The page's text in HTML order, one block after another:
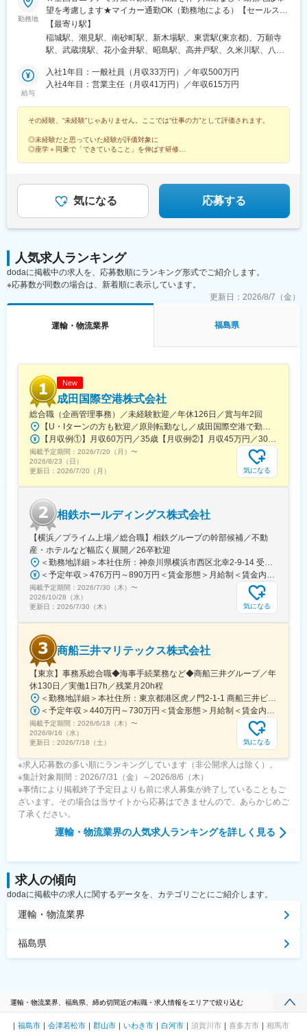
遠軽駅、木古内駅、くりこま高原駅、荒井駅(宮城県)、福田町駅、
泉中央駅、古川駅、東白石駅、泉駅(常磐線)、藤田駅、七日町駅、
泉崎駅、中荒井駅、日立木駅、安達駅、五百川駅、東酒田駅、高
擶駅、置賜駅、山ノ目駅、花巻空港駅(東北本線)、岩手飯岡駅、地
大曲駅(秋田県)、能代駅、西目駅、金谷沢駅、田んぼアート駅、七
戸十和田駅、新青森駅、小中野駅、東陽町駅、東中野駅、神戸駅
勤務地
望を考慮します★マイカー通勤OK（勤務地による）【セールスド
ライバー】【ルート（輸送）ドライバー】■関東エリア東京、埼
玉、神奈川、栃木、群馬、千葉、茨城■東海エリア愛知、三重、岐
阜、静岡■甲信越エリア新潟、長野、山梨■北陸エリア石川、福
国・四国エリア香川、愛媛、高知、徳島、広島、島根、岡山、山
口、鳥取■九州エリア福岡、長崎、大分、佐賀、熊本、鹿児島、沖
秋田、青森
【最寄り駅】
稲城駅、潮見駅、南砂町駅、新木場駅、東雲駅(東京都)、万願寺
駅、武蔵境駅、花小金井駅、昭島駅、高井戸駅、久米川駅、八王
駅、永田駅(埼玉県)、鳩ケ谷駅、鳥浜駅、高座渋谷駅、踊場駅、新
羽駅、羽沢横浜国大駅、中野島駅、武蔵新城駅、相模大野駅、秦
駅、細谷駅(群馬県)、松飛台駅、成田空港駅(鉄道)、スポーツセン
ター駅、千葉みなと駅、誉田駅、神立駅、みどりの駅、南栗橋
駅、赤塚駅、下館駅、延方駅、常陸鴻巣駅、日立駅、佐古木駅、
三河安城駅、萩原駅(愛知県)、北岡崎駅、石仏駅、田県神社前駅、
駅、三河一宮駅、竹村駅、港区役所駅、新守山駅、尾張星の宮
駅、本郷駅(愛知県)、佐那具駅、朝熊駅、亀山駅(三重県)、霞ケ浦
駅、六軒駅(三重県)、尾鷲駅、加佐登駅、江吉良駅、新加納駅、関
駅、上島駅、須津駅、南吉田駅、糸魚川駅、春日山駅、小針駅、
中条駅、宮内駅(新潟県)、魚沼丘陵駅、茨目駅、伊那北駅、広丘
駅、岩村田駅、村山駅(長野県)、信濃常盤駅、田中駅、切石駅、常
永駅、春日居町駅、東桂駅、動橋駅、三ツ屋駅、笠師保駅、松任
良宜駅、ＪＲ総持寺駅、豊川駅(大阪府)、羽倉崎駅、松ノ浜駅、藤
団地前駅、白浜の宮駅、中山寺駅、豊岡駅(兵庫県)、紀伊山田駅、
大社前駅、三雲駅、栗東駅、おごと温泉駅、長浜駅、箕浦駅、讃
岐塩屋駅、片原町駅(香川県)、三本松駅(香川県)、北伊予駅、伊予
富田駅、平田駅(高知県)、多ノ郷駅、布師田駅、撫養駅、川原石
駅、伴中央駅、広島港・宇品駅、本郷駅(広島県)、八本松駅、東福
山駅、木次駅、遙堪駅、乃木駅、下府駅、八浜駅、金光駅、木見
駅、高野駅、厚東駅、長府駅、米川駅、山口駅(山口県)、新南陽
駅、萩駅、鳥取駅、三本松口駅、南瀬高駅、五郎丸駅、苅田駅、
赤間駅、伊賀駅、甘木駅(西鉄線)、新飯塚駅、橋本駅(福岡県)、貝
駅、田代駅、東唐津駅、肥後大津駅、光の森駅、平成駅、西人吉
駅、三角駅、草道駅、志布志駅、姶良駅、米ノ津駅、古島駅、赤
嶺駅、てだこ浦西駅、南方駅(宮崎県)、高鍋駅、三股駅、東旭川
駅、倶知安駅、岩見沢駅、新富士駅(北海道)、根室駅、新川駅(北
海道)、環状通東駅、南郷１３丁目駅、問寒別駅、東室蘭駅、ほし
み駅、深川駅、長都駅、西帯広駅、滝川駅、南稚内駅、利別駅、
沼ノ端駅、八雲駅、鵡川駅、七重浜駅、磯分内駅、富良野駅、西
北見駅、名寄高校駅、桂台駅、遠軽駅、木古内駅、くりこま高原
駅、荒井駅(宮城県)、福田町駅、泉中央駅、古川駅、東白石駅、泉
港駅(東北本線)、岩手飯岡駅、地ノ森駅、村崎野駅、横手駅、上飯
島駅、扇田駅、羽後四ツ屋駅、大曲駅(秋田県)、能代駅、西目駅、
金谷沢駅、田んぼアート駅、七戸十和田駅、新青森駅、小中野
駅、東陽町駅、八幡山駅、立会川駅、神戸駅(愛知県)、江端駅、箕
面船場阪大前駅、大間駅、大井競馬場前駅
給与
入社1年目：一般社員（月収33万円）／年収500万円
入社4年目：営業主任（月収41万円）／年収615万円
その経験、“未経験”じゃありません。ここでは“仕事の力”として評価されます。
◎未経験だと思っていた経験が評価対象に
◎座学＋同乗で「できていること」を伸ばす研修
気になる 応募する
人気求人ランキング
dodaに掲載中の求人を、応募数順にランキング形式でご紹介します。
※応募数が同数の場合は、新着順に表示しています。
更新日： 2026/8/7（金）
運輸・物流業界 福島県
New
成田国際空港株式会社
総合職（企画管理事務）／未経験歓迎／年休126日／賞与年2回
掲載予定期間： 2026/7/20（月） 〜
2026/8/23（日）
更新日： 2026/7/20（月） 気になる
相鉄ホールディングス株式会社
【横浜／プライム上場／総合職】相鉄グループの幹部候補／不動
産・ホテルなど幅広く展開／26卒歓迎
掲載予定期間： 2026/7/30（木） 〜
2026/10/28（水）
更新日： 2026/7/30（木） 気になる
商船三井マリテックス株式会社
【東京】事務系総合職◆海事手続業務など◆商船三井グループ／年
休130日／実働1日7h／残業月20h程
掲載予定期間： 2026/6/18（木） 〜
2026/9/16（水）
更新日： 2026/7/18（土） 気になる
※求人応募数の多い順にランキングしています（非公開求人は除く）。
※集計対象期間：2026/7/31（金）～2026/8/6（木）
※事情により掲載終了予定日よりも前に求人募集が終了していることもご
ざいます。その場合は当サイトから応募はできませんので、あらかじめご
了承ください。
運輸・物流業界の人気求人ランキングを詳しく見る
求人の傾向
dodaに掲載中の求人に関するデータを、カテゴリごとにご紹介します。
運輸・物流業界
福島県
運輸・物流業界、福島県、締め切間近の転職・求人情報をエリアで絞り込む
福島市 会津若松市 郡山市 いわき市 白河市 須賀川市 喜多方市
相馬市